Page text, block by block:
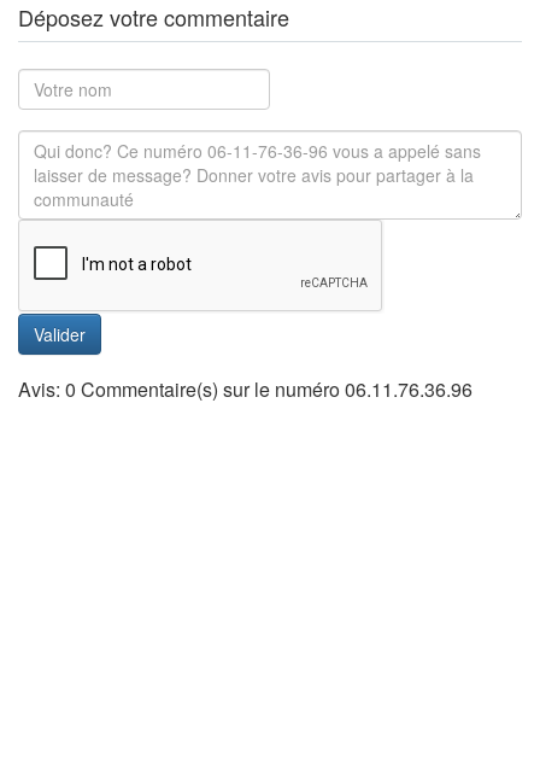
Déposez votre commentaire
Valider
Avis: 0 Commentaire(s) sur le numéro 06.11.76.36.96